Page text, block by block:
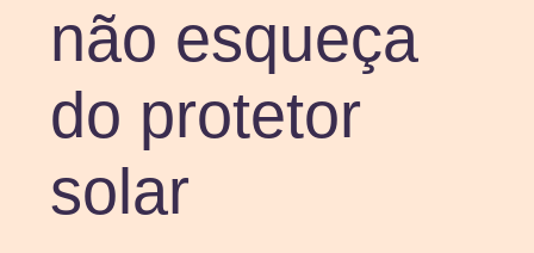
não esqueça
do protetor
solar